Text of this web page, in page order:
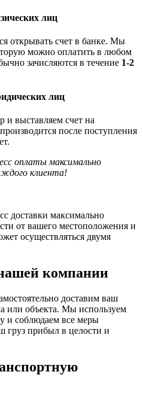
лиц
открывать счет в банке. Мы
можно оплатить в любом
зачисляются в течение 1-2
лиц
и выставляем счет на
после поступления
оплаты максимально
клиента!
доставки максимально
от вашего местоположения и
осуществляться двумя
компании
доставим ваш
или объекта. Мы используем
и соблюдаем все меры
груз прибыл в целости и